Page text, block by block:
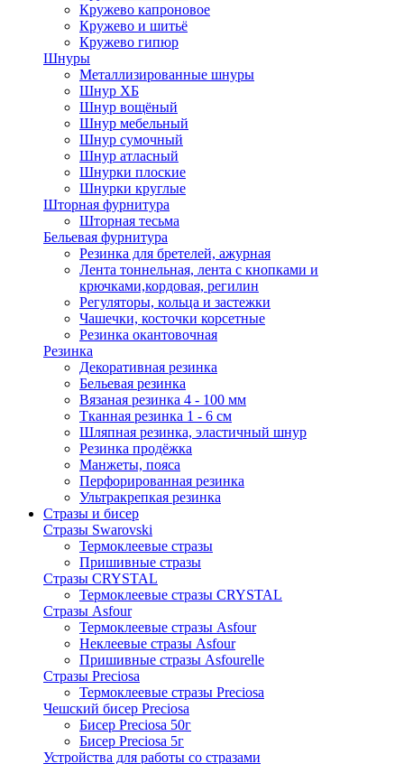
Кружево капроновое
Кружево и шитьё
Кружево гипюр
Шнуры
Металлизированные шнуры
Шнур ХБ
Шнур вощёный
Шнур мебельный
Шнур сумочный
Шнур атласный
Шнурки плоские
Шнурки круглые
Шторная фурнитура
Шторная тесьма
Бельевая фурнитура
Резинка для бретелей, ажурная
Лента тоннельная, лента с кнопками и
крючками,кордовая, регилин
Регуляторы, кольца и застежки
Чашечки, косточки корсетные
Резинка окантовочная
Резинка
Декоративная резинка
Бельевая резинка
Вязаная резинка 4 - 100 мм
Тканная резинка 1 - 6 см
Шляпная резинка, эластичный шнур
Резинка продёжка
Манжеты, пояса
Перфорированная резинка
Ультракрепкая резинка
Стразы и бисер
Стразы Swarovski
Термоклеевые стразы
Пришивные стразы
Стразы CRYSTAL
Термоклеевые стразы CRYSTAL
Стразы Asfour
Термоклеевые стразы Asfour
Неклеевые стразы Asfour
Пришивные стразы Asfourelle
Стразы Preciosa
Термоклеевые стразы Preciosa
Чешский бисер Preciosa
Бисер Preciosa 50г
Бисер Preciosa 5г
Устройства для работы со стразами